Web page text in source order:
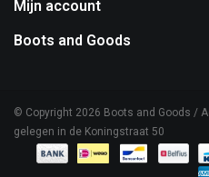
Mijn account
Boots and Goods
© Copyright 2026 Boots and Goods /
gelegen in de Koningstraat 50